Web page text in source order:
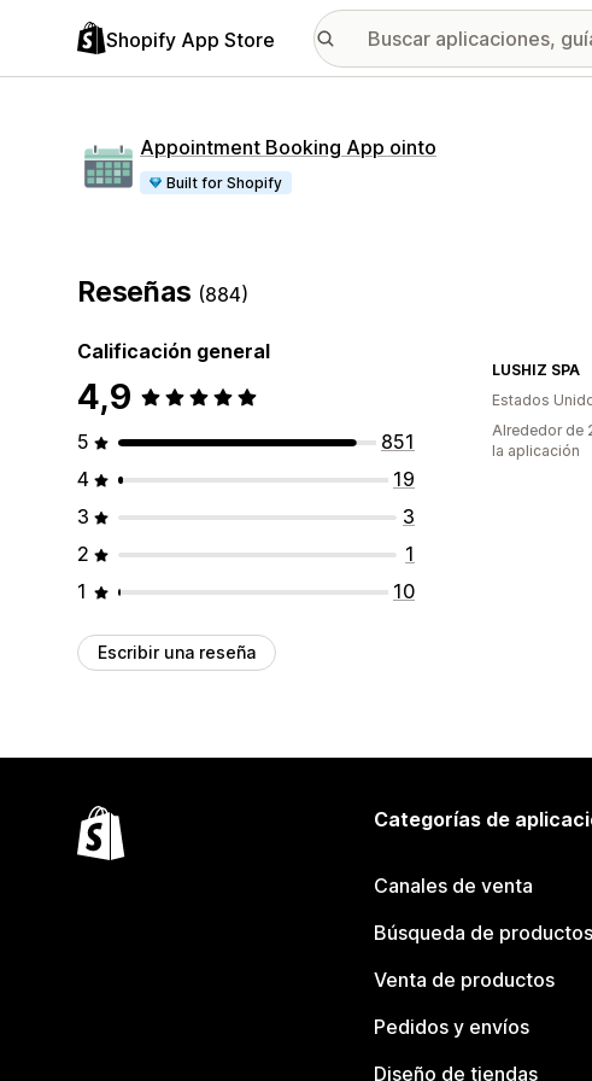
Shopify App Store
Appointment Booking App ointo
Built for Shopify
Reseñas (884)
Calificación general
4,9
5
851
4
19
3
3
2
1
1
10
Escribir una reseña
LUSHIZ SPA
Estados
Alrededor de
la aplicación
Categorías de
Canales de venta
Búsqueda de productos
Venta de productos
Pedidos y envíos
Diseño de tiendas